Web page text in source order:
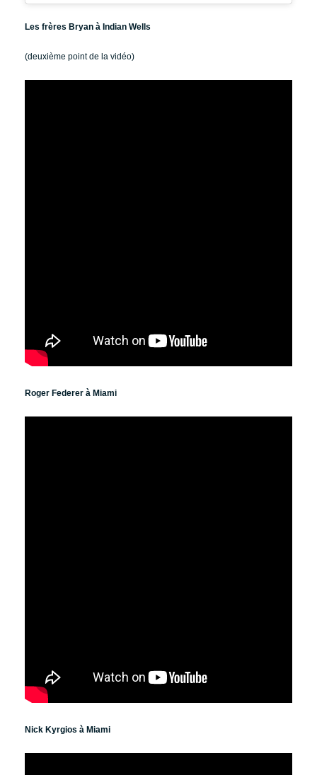
Les frères Bryan à Indian Wells
(deuxième point de la vidéo)
Roger Federer à Miami
Nick Kyrgios à Miami